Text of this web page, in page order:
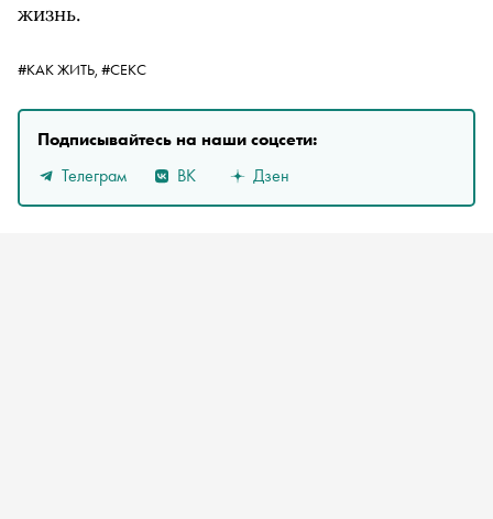
жизнь.
#КАК ЖИТЬ, #СЕКС
Подписывайтесь на наши соцсети:
Телеграм
ВК Дзен